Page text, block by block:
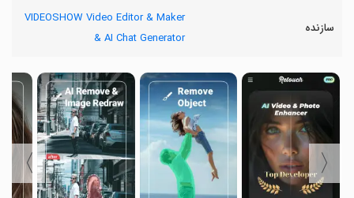
سازنده
VIDEOSHOW Video Editor & Maker
& AI Chat Generator
〈
〉